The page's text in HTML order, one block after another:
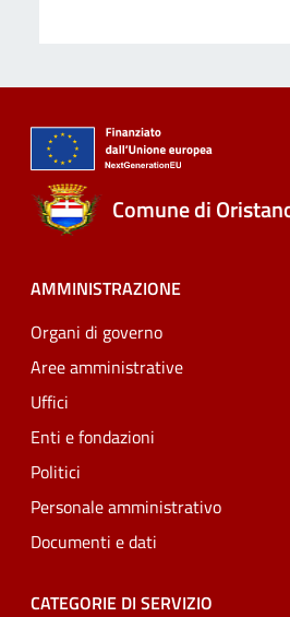
Comune di
AMMINISTRAZIONE
Organi di governo
Aree amministrative
Uffici
Enti e fondazioni
Politici
Personale amministrativo
Documenti e dati
CATEGORIE DI SERVIZIO